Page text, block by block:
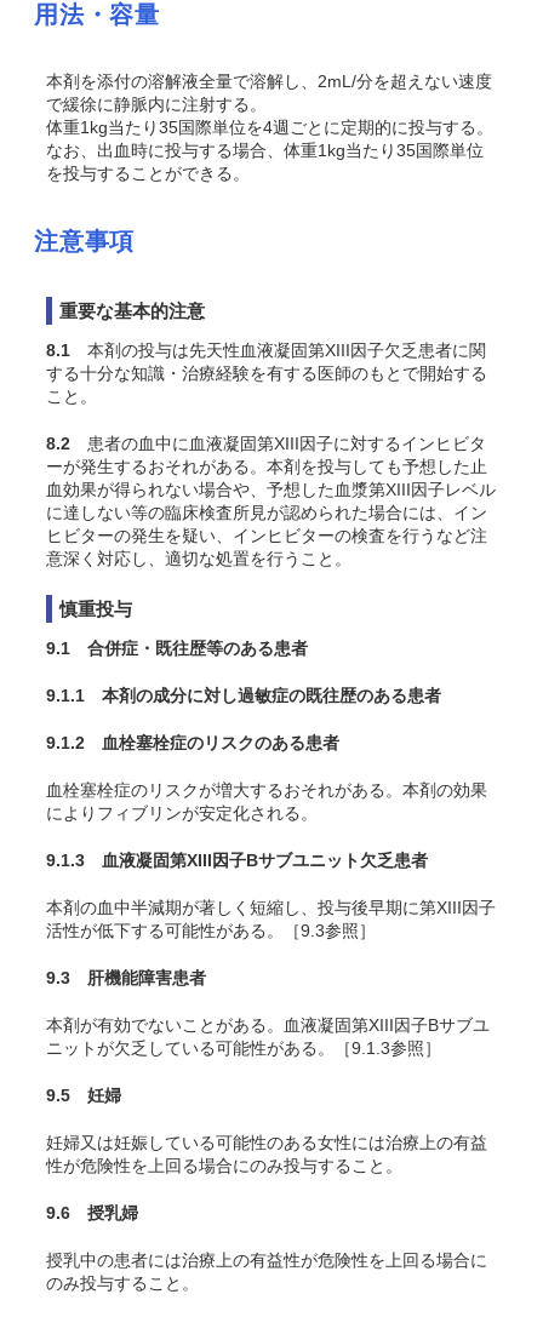
用法・容量
本剤を添付の溶解液全量で溶解し、2mL/分を超えない速度
で緩徐に静脈内に注射する。
体重1kg当たり35国際単位を4週ごとに定期的に投与する。
なお、出血時に投与する場合、体重1kg当たり35国際単位
を投与することができる。
注意事項
重要な基本的注意
8.1 本剤の投与は先天性血液凝固第XIII因子欠乏患者に関
する十分な知識・治療経験を有する医師のもとで開始する
こと。
8.2 患者の血中に血液凝固第XIII因子に対するインヒビタ
ーが発生するおそれがある。本剤を投与しても予想した止
血効果が得られない場合や、予想した血漿第XIII因子レベル
に達しない等の臨床検査所見が認められた場合には、イン
ヒビターの発生を疑い、インヒビターの検査を行うなど注
意深く対応し、適切な処置を行うこと。
慎重投与
9.1 合併症・既往歴等のある患者
9.1.1 本剤の成分に対し過敏症の既往歴のある患者
9.1.2 血栓塞栓症のリスクのある患者
血栓塞栓症のリスクが増大するおそれがある。本剤の効果
によりフィブリンが安定化される。
9.1.3 血液凝固第XIII因子Bサブユニット欠乏患者
本剤の血中半減期が著しく短縮し、投与後早期に第XIII因子
活性が低下する可能性がある。［9.3参照］
9.3 肝機能障害患者
本剤が有効でないことがある。血液凝固第XIII因子Bサブユ
ニットが欠乏している可能性がある。［9.1.3参照］
9.5 妊婦
妊婦又は妊娠している可能性のある女性には治療上の有益
性が危険性を上回る場合にのみ投与すること。
9.6 授乳婦
授乳中の患者には治療上の有益性が危険性を上回る場合に
のみ投与すること。